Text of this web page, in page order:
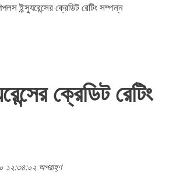
ইন্স্যুরেন্সের ক্রেডিট রেটিং সম্পন্ন
ক্রেডিট রেটিং
১২:৩৪:০২ অপরাহ্ণ